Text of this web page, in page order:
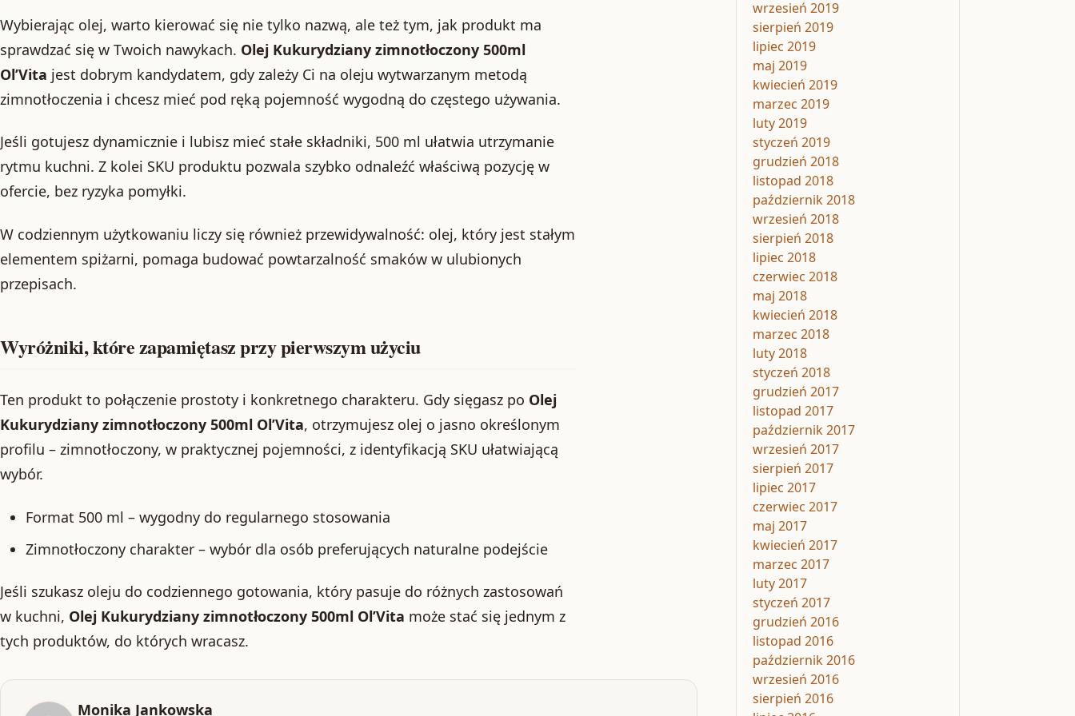
Wybierając olej, warto kierować się nie tylko nazwą, ale też tym, jak produkt ma
sprawdzać się w Twoich nawykach. Olej Kukurydziany zimnotłoczony 500ml
Ol’Vita jest dobrym kandydatem, gdy zależy Ci na oleju wytwarzanym metodą
zimnotłoczenia i chcesz mieć pod ręką pojemność wygodną do częstego używania.
Jeśli gotujesz dynamicznie i lubisz mieć stałe składniki, 500 ml ułatwia utrzymanie
rytmu kuchni. Z kolei SKU produktu pozwala szybko odnaleźć właściwą pozycję w
ofercie, bez ryzyka pomyłki.
W codziennym użytkowaniu liczy się również przewidywalność: olej, który jest stałym
elementem spiżarni, pomaga budować powtarzalność smaków w ulubionych
przepisach.
Wyróżniki, które zapamiętasz przy pierwszym użyciu
Ten produkt to połączenie prostoty i konkretnego charakteru. Gdy sięgasz po Olej
Kukurydziany zimnotłoczony 500ml Ol’Vita, otrzymujesz olej o jasno określonym
profilu – zimnotłoczony, w praktycznej pojemności, z identyfikacją SKU ułatwiającą
wybór.
Format 500 ml – wygodny do regularnego stosowania
Zimnotłoczony charakter – wybór dla osób preferujących naturalne podejście
Jeśli szukasz oleju do codziennego gotowania, który pasuje do różnych zastosowań
w kuchni, Olej Kukurydziany zimnotłoczony 500ml Ol’Vita może stać się jednym z
tych produktów, do których wracasz.
Monika Jankowska
wrzesień 2019
sierpień 2019
lipiec 2019
maj 2019
kwiecień 2019
marzec 2019
luty 2019
styczeń 2019
grudzień 2018
listopad 2018
październik 2018
wrzesień 2018
sierpień 2018
lipiec 2018
czerwiec 2018
maj 2018
kwiecień 2018
marzec 2018
luty 2018
styczeń 2018
grudzień 2017
listopad 2017
październik 2017
wrzesień 2017
sierpień 2017
lipiec 2017
czerwiec 2017
maj 2017
kwiecień 2017
marzec 2017
luty 2017
styczeń 2017
grudzień 2016
listopad 2016
październik 2016
wrzesień 2016
sierpień 2016